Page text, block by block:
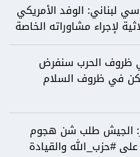
لبناني: الوفد الأمريكي
لإجراء مشاوراته الخاصة
ظروف الحرب سنفرض
في ظروف السلام
الجيش طلب شن هجوم
#حزب_الله والقيادة